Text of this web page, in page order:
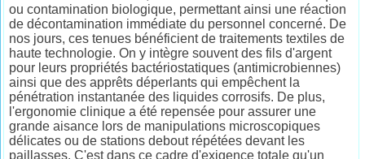
ou contamination biologique, permettant ainsi une réaction
de décontamination immédiate du personnel concerné. De
nos jours, ces tenues bénéficient de traitements textiles de
haute technologie. On y intègre souvent des fils d'argent
pour leurs propriétés bactériostatiques (antimicrobiennes)
ainsi que des apprêts déperlants qui empêchent la
pénétration instantanée des liquides corrosifs. De plus,
l'ergonomie clinique a été repensée pour assurer une
grande aisance lors de manipulations microscopiques
délicates ou de stations debout répétées devant les
paillasses. C'est dans ce cadre d'exigence totale qu'un